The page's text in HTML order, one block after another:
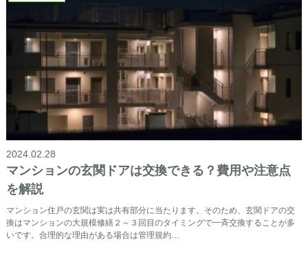
2024.02.28
マンションの玄関ドアは交換できる？費用や注意点
を解説
マンション住戸の玄関は実は共有部分に当たります。そのため、玄関ドアの交
換はマンションの大規模修繕２～３回目のタイミングで一斉交換することが多
いです。合理的な理由がある場合は管理規約…